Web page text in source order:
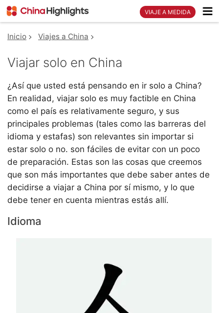
VIAJE A MEDIDA
Inicio Viajes a China
Viajar solo en China
¿Así que usted está pensando en ir solo a China?
En realidad, viajar solo es muy factible en China
como el país es relativamente seguro, y sus
principales problemas (tales como las barreras del
idioma y estafas) son relevantes sin importar si
estar solo o no. son fáciles de evitar con un poco
de preparación. Estas son las cosas que creemos
que son más importantes que debe saber antes de
decidirse a viajar a China por sí mismo, y lo que
debe tener en cuenta mientras estás allí.
Idioma